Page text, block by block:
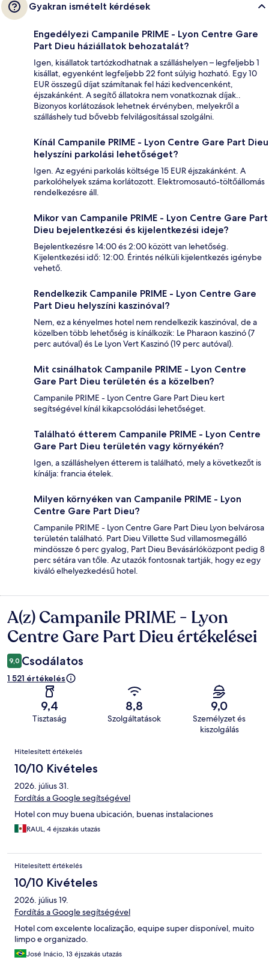
Gyakran ismételt kérdések
Engedélyezi Campanile PRIME - Lyon Centre Gare
Part Dieu háziállatok behozatalát?
Igen, kisállatok tartózkodhatnak a szálláshelyen – legfeljebb 1
kisállat, egyenként legfeljebb 22 font súlyig hozható. Egy 10
EUR összegű díjat számítanak fel házi kedvencenként,
éjszakánként. A segítő állatokra nem vonatkoznak díjak..
Bizonyos korlátozások lehetnek érvényben, melyekről a
szálláshely tud bővebb felvilágosítással szolgálni.
Kínál Campanile PRIME - Lyon Centre Gare Part Dieu
helyszíni parkolási lehetőséget?
Igen. Az egyéni parkolás költsége 15 EUR éjszakánként. A
parkolóhelyek száma korlátozott. Elektromosautó-töltőállomás
rendelkezésre áll.
Mikor van Campanile PRIME - Lyon Centre Gare Part
Dieu bejelentkezési és kijelentkezési ideje?
Bejelentkezésre 14:00 és 2:00 között van lehetőség.
Kijelentkezési idő: 12:00. Érintés nélküli kijelentkezés igénybe
vehető.
Rendelkezik Campanile PRIME - Lyon Centre Gare
Part Dieu helyszíni kaszinóval?
Nem, ez a kényelmes hotel nem rendelkezik kaszinóval, de a
közelben több lehetőség is kínálkozik: Le Pharaon kaszinó (7
perc autóval) és Le Lyon Vert Kaszinó (19 perc autóval).
Mit csinálhatok Campanile PRIME - Lyon Centre
Gare Part Dieu területén és a közelben?
Campanile PRIME - Lyon Centre Gare Part Dieu kert
segítségével kínál kikapcsolódási lehetőséget.
Található étterem Campanile PRIME - Lyon Centre
Gare Part Dieu területén vagy környékén?
Igen, a szálláshelyen étterem is található, mely a következőt is
kínálja: francia ételek.
Milyen környéken van Campanile PRIME - Lyon
Centre Gare Part Dieu?
Campanile PRIME - Lyon Centre Gare Part Dieu Lyon belvárosa
területén található. Part Dieu Villette Sud villamosmegálló
mindössze 6 perc gyalog, Part Dieu Bevásárlóközpont pedig 8
perc sétára van tőle. Az utazók fontosnak tartják, hogy ez egy
kiváló elhelyezkedésű hotel.
Értékelések
A(z) Campanile PRIME - Lyon
Centre Gare Part Dieu értékelései
9,0 Csodálatos
1 521 értékelés
9,4
Tisztaság
8,8
Szolgáltatások
9,0
Személyzet és
kiszolgálás
Értékelések
Hitelesített értékelés
10/10 Kivételes
2026. július 31.
Fordítás a Google segítségével
Hotel con muy buena ubicación, buenas instalaciones
RAUL, 4 éjszakás utazás
Hitelesített értékelés
10/10 Kivételes
2026. július 19.
Fordítás a Google segítségével
Hotel com excelente localização, equipe super disponível, muito
limpo e organizado.
José Inácio, 13 éjszakás utazás